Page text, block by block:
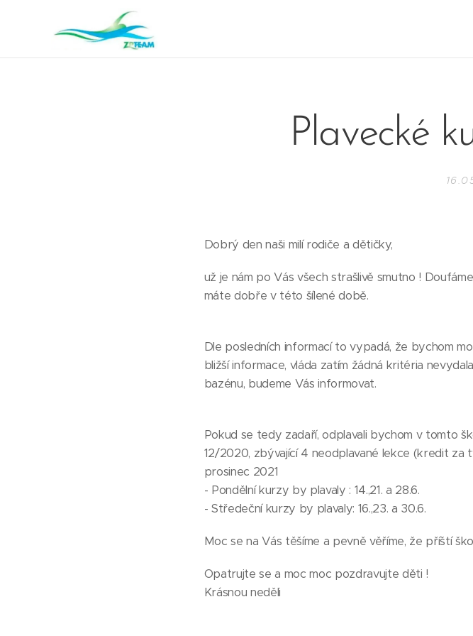
Plavecké
Dobrý den naši milí rodiče a dětičky,
už je nám po Vás všech strašlivě smutno !
máte dobře v této šílené době.
Dle posledních informací to vypadá, že bychom
bližší informace, vláda zatím žádná kritéria
bazénu, budeme Vás informovat.
Pokud se tedy zadaří, odplavali bychom v tomto
12/2020, zbývající 4 neodplavané lekce (kredit
prosinec 2021
- Pondělní kurzy by plavaly : 14.,21. a 28.6.
- Středeční kurzy by plavaly: 16.,23. a 30.6.
Moc se na Vás těšíme a pevně věříme, že příští
Opatrujte se a moc moc pozdravujte děti !
Krásnou neděli